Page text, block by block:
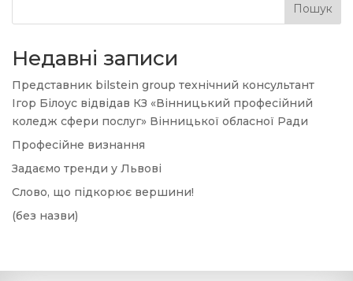
Пошук
Недавні записи
Представник bilstein group технічний консультант
Ігор Білоус відвідав КЗ «Вінницький професійний
коледж сфери послуг» Вінницької обласної Ради
Професійне визнання
Задаємо тренди у Львові
Слово, що підкорює вершини!
(без назви)